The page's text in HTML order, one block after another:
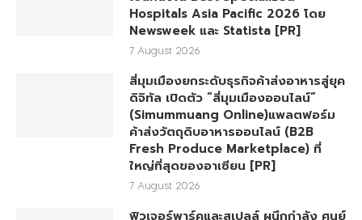
Hospitals Asia Pacific 2026 โดย
Newsweek และ Statista [PR]
7 August 2026
สี่มุมเมืองยกระดับธุรกิจค้าส่งอาหารสู่ยุค
ดิจิทัล เปิดตัว “สี่มุมเมืองออนไลน์”
(Simummuang Online)แพลตฟอร์ม
ค้าส่งวัตถุดิบอาหารออนไลน์ (B2B
Fresh Produce Marketplace) ที่
ใหญ่ที่สุดของอาเซียน [PR]
7 August 2026
ฟิวเจอร์พาร์คและสเปลล์ ผนึกกำลัง ศูนย์